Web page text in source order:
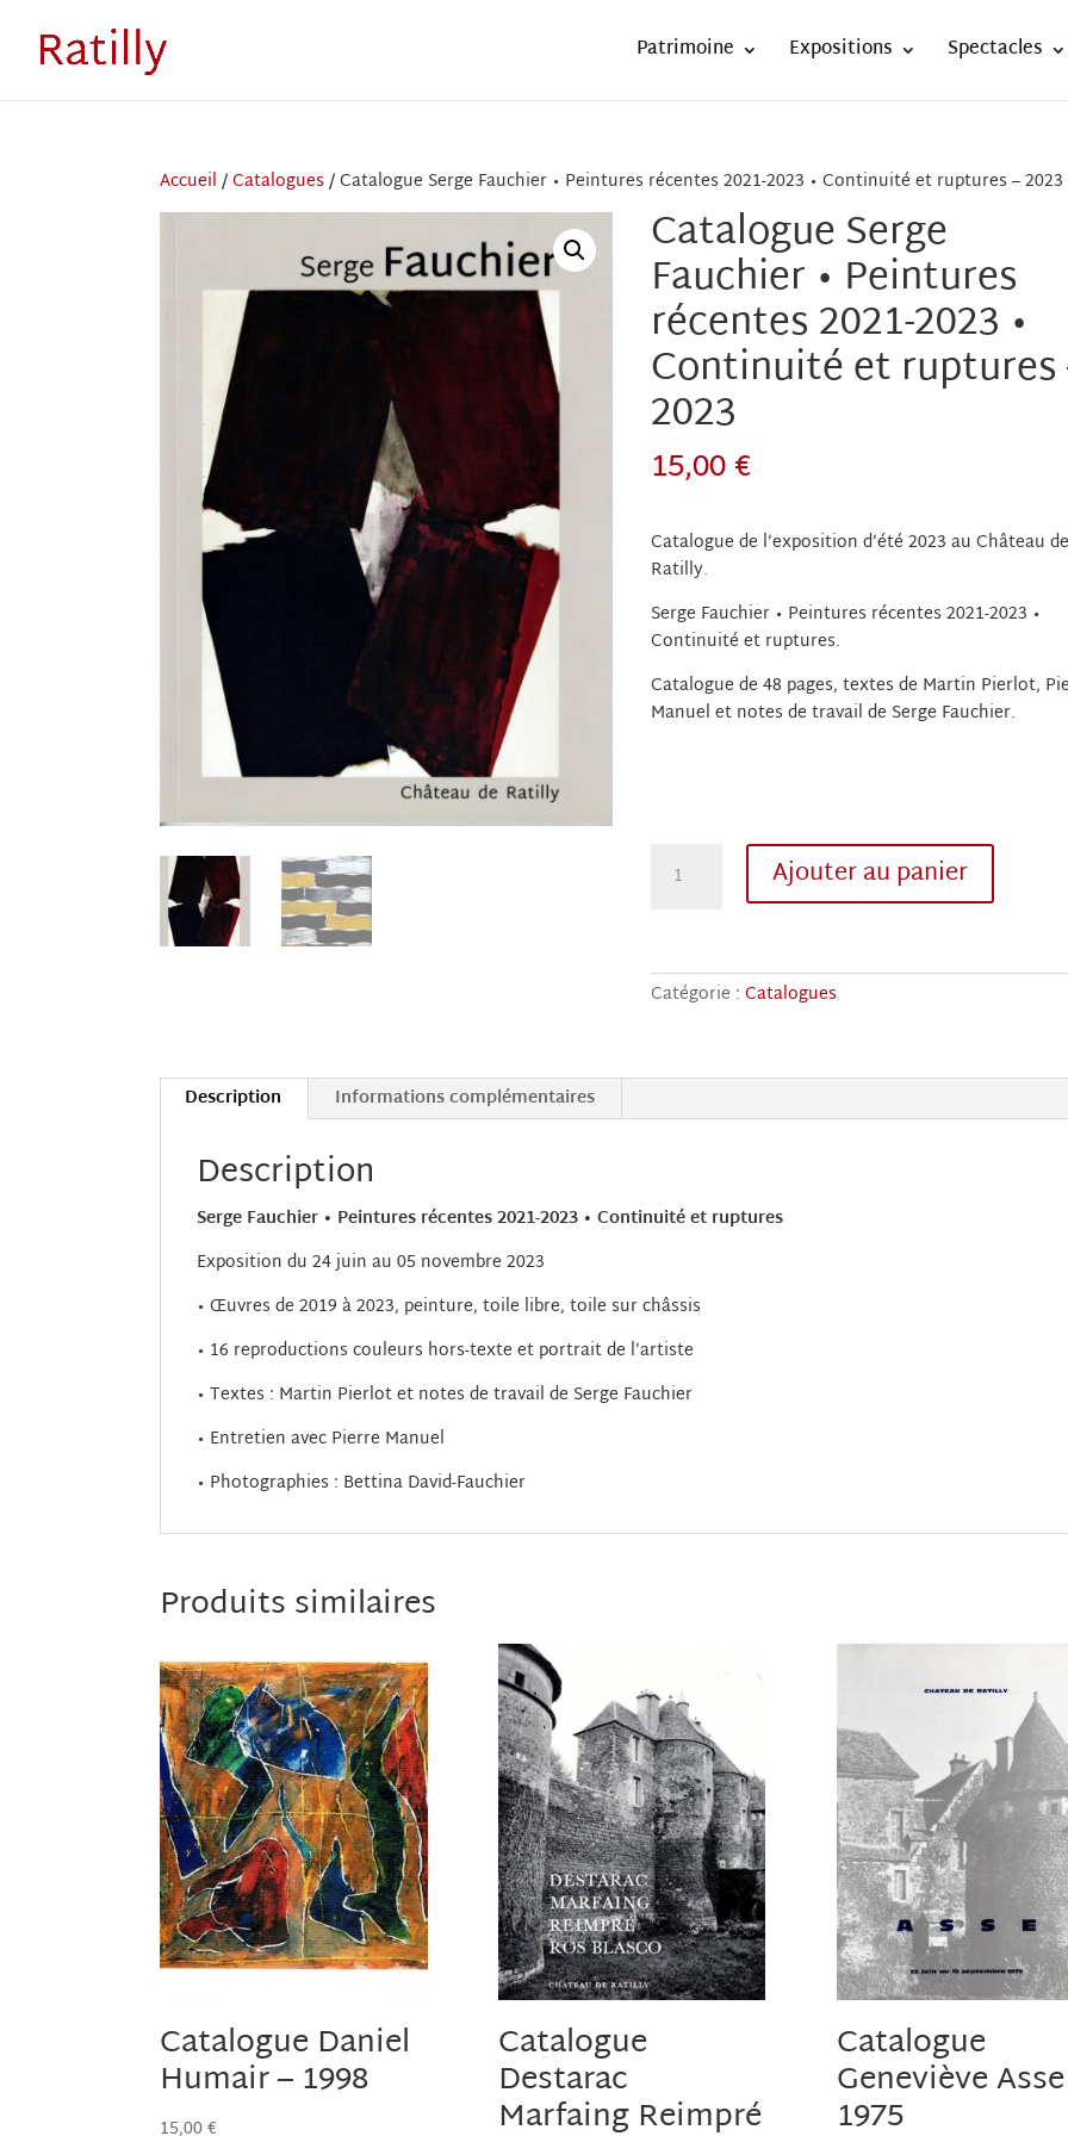
Patrimoine Expositions Spectacles
Accueil /Catalogues/ Catalogue Serge Fauchier • Peintures récentes 2021-2023 • Continuité et ruptures – 2023
Catalogue Serge
Fauchier • Peintures
récentes 2021-2023 •
Continuité et ruptures
2023
15,00€
Catalogue de l’exposition d’été 2023 au Château
Ratilly.
Serge Fauchier • Peintures récentes 2021-2023 •
Continuité et ruptures.
Catalogue de 48 pages, textes de Martin Pierlot,
Manuel et notes de travail de Serge Fauchier.
Fauchier
•
2021-
ruptures
Ajouter au panier
Catégorie :Catalogues
Description Informations complémentaires
Description
Serge Fauchier • Peintures récentes 2021-2023 • Continuité et ruptures
Exposition du 24 juin au 05 novembre 2023
• Œuvresde 2019 à 2023, peinture, toile libre, toile sur châssis
• 16 reproductions couleurs hors-texte et portrait de l’artiste
• Textes : Martin Pierlot et notes de travail de Serge Fauchier
• Entretien avec Pierre Manuel
• Photographies : Bettina David-Fauchier
Produits similaires
Catalogue Daniel
Humair – 1998
15,00€
Catalogue
Destarac
Marfaing Reimpré
Catalogue
Geneviève
1975